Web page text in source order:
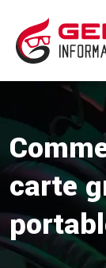
carte